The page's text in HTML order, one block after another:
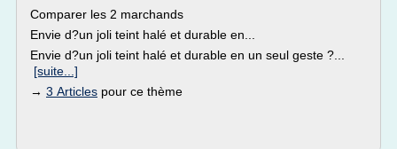
Comparer les 2 marchands
Envie d?un joli teint halé et durable en...
Envie d?un joli teint halé et durable en un seul geste ?...
[suite...]
→ 3 Articles pour ce thème